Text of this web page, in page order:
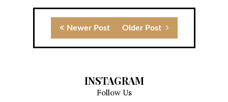
Newer Post Older Post
INSTAGRAM
Follow Us